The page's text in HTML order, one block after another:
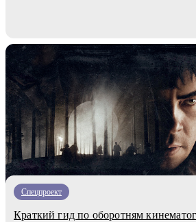
Спецпроект
Краткий гид по оборотням